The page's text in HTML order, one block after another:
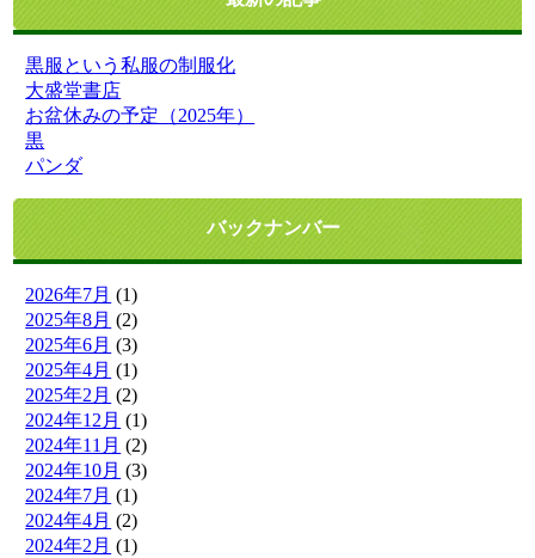
黒服という私服の制服化
大盛堂書店
お盆休みの予定（2025年）
黒
パンダ
バックナンバー
2026年7月 (1)
2025年8月 (2)
2025年6月 (3)
2025年4月 (1)
2025年2月 (2)
2024年12月 (1)
2024年11月 (2)
2024年10月 (3)
2024年7月 (1)
2024年4月 (2)
2024年2月 (1)